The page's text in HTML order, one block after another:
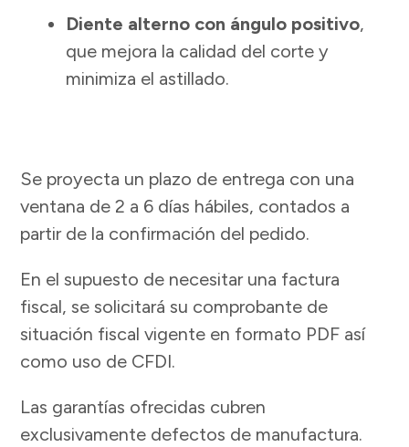
Diente alterno con ángulo positivo,
que mejora la calidad del corte y
minimiza el astillado.
Se proyecta un plazo de entrega con una
ventana de 2 a 6 días hábiles, contados a
partir de la confirmación del pedido.
En el supuesto de necesitar una factura
fiscal, se solicitará su comprobante de
situación fiscal vigente en formato PDF así
como uso de CFDI.
Las garantías ofrecidas cubren
exclusivamente defectos de manufactura.